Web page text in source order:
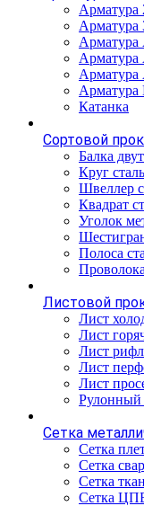
Арматура
Арматура
Арматура
Арматура
Катанка
Сортовой
Балка
Круг
Швеллер
Квадрат
Уголок
Полоса
Листовой
Лист
Лист
Лист
Лист
Лист
Рулонный
Сетка
Сетка
Сетка
Сетка
Сетка